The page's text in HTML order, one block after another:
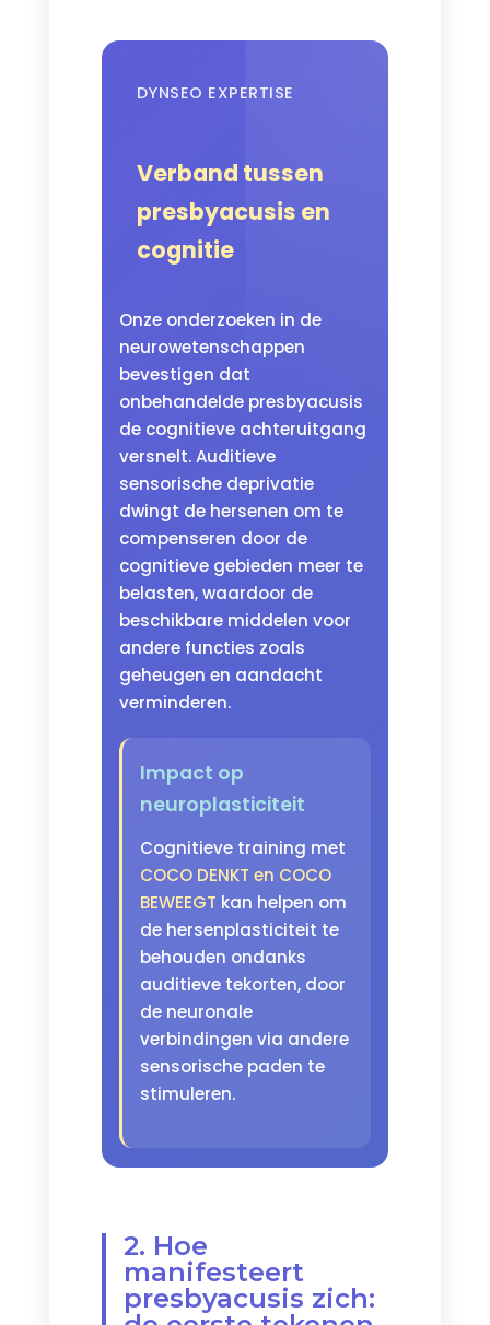
DYNSEO EXPERTISE
Verband tussen
presbyacusis en
cognitie
Onze onderzoeken in de
neurowetenschappen
bevestigen dat
onbehandelde presbyacusis
de cognitieve achteruitgang
versnelt. Auditieve
sensorische deprivatie
dwingt de hersenen om te
compenseren door de
cognitieve gebieden meer te
belasten, waardoor de
beschikbare middelen voor
andere functies zoals
geheugen en aandacht
verminderen.
Impact op
neuroplasticiteit
Cognitieve training met
COCO DENKT en COCO
BEWEEGT kan helpen om
de hersenplasticiteit te
behouden ondanks
auditieve tekorten, door
de neuronale
verbindingen via andere
sensorische paden te
stimuleren.
2. Hoe
manifesteert
presbyacusis zich: